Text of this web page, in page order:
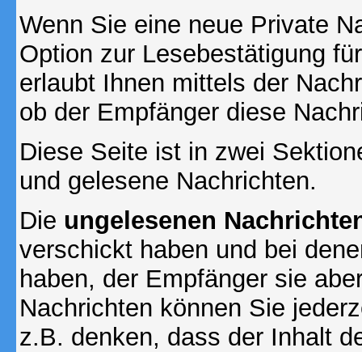
Wenn Sie eine neue Private
Option zur Lesebestätigung
erlaubt Ihnen mittels der
ob der Empfänger diese
Diese Seite ist in zwei
und gelesene Nachrichten.
Die ungelesenen
verschickt haben und bei
haben, der Empfänger sie
Nachrichten können Sie
z.B. denken, dass der Inhalt